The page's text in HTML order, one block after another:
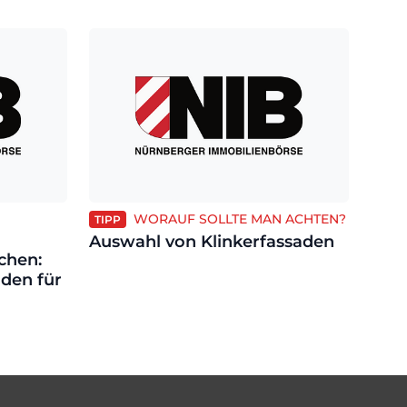
für
TIPP WORAUF SOLLTE MAN ACHTEN?
Auswahl von Klinkerfassaden